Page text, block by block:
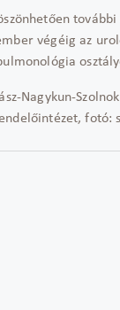
további
végéig az
Nagykun-
fotó: